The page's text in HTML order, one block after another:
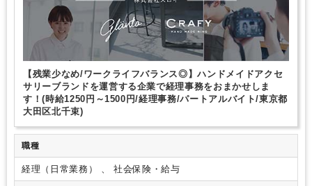
【残業少なめ/ワークライフバランス◎】ハンドメイドアクセ
サリーブランドを運営する企業で経理事務をおまかせしま
す！(時給1250円～1500円/経理事務/パートアルバイト/東京都
大田区北千束)
職種
経理（日常業務） 、 社会保険・給与